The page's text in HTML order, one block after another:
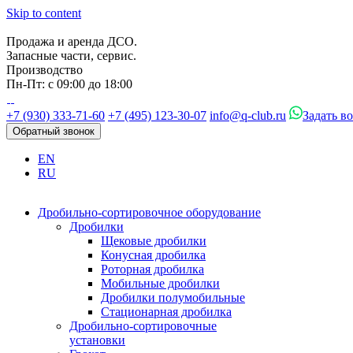
Skip to content
Продажа и аренда ДСО.
Запасные части, сервис.
Производство
Пн-Пт: с 09:00 до 18:00
+7 (930) 333-71-60 +7 (495) 123-30-07 info@q-club.ru Задать
Обратный звонок
EN
RU
Дробильно-сортировочное оборудование
Дробилки
Щековые дробилки
Конусная дробилка
Роторная дробилка
Мобильные дробилки
Дробилки полумобильные
Стационарная дробилка
Дробильно-сортировочные
установки